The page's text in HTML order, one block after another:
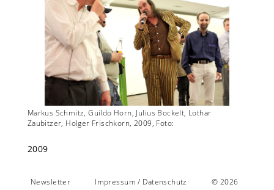
Markus Schmitz, Guildo Horn, Julius Bockelt, Lothar
Zaubitzer, Holger Frischkorn, 2009, Foto:
2009
Newsletter Impressum / Datenschutz
© 2026